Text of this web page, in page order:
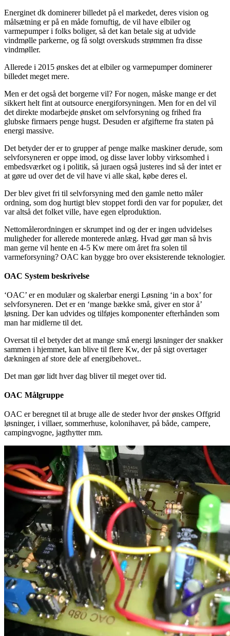
Energinet dk dominerer billedet på el markedet, deres vision og
målsætning er på en måde fornuftig, de vil have elbiler og
varmepumper i folks boliger, så det kan betale sig at udvide
vindmølle parkerne, og få solgt overskuds strømmen fra disse
vindmøller.
Allerede i 2015 ønskes det at elbiler og varmepumper dominerer
billedet meget mere.
Men er det også det borgerne vil? For nogen, måske mange er det
sikkert helt fint at outsource energiforsyningen. Men for en del vil
det direkte modarbejde ønsket om selvforsyning og frihed fra
glubske firmaers penge hugst. Desuden er afgifterne fra staten på
energi massive.
Det betyder der er to grupper af penge malke maskiner derude, som
selvforsyneren er oppe imod, og disse laver lobby virksomhed i
embedsværket og i politik, så juraen også justeres ind så der intet er
at gøre ud over det de vil have vi alle skal, købe deres el.
Der blev givet fri til selvforsyning med den gamle netto måler
ordning, som dog hurtigt blev stoppet fordi den var for populær, det
var altså det folket ville, have egen elproduktion.
Nettomålerordningen er skrumpet ind og der er ingen udvidelses
muligheder for allerede monterede anlæg. Hvad gør man så hvis
man gerne vil hente en 4-5 Kw mere om året fra solen til
varmeforsyning? OAC kan bygge bro over eksisterende teknologier.
OAC System beskrivelse
‘OAC’ er en modulær og skalerbar energi Løsning ‘in a box’ for
selvforsyneren. Det er en ‘mange bække små, giver en stor å’
løsning. Der kan udvides og tilføjes komponenter efterhånden som
man har midlerne til det.
Oversat til el betyder det at mange små energi løsninger der snakker
sammen i hjemmet, kan blive til flere Kw, der på sigt overtager
dækningen af store dele af energibehovet..
Det man gør lidt hver dag bliver til meget over tid.
OAC Målgruppe
OAC er beregnet til at bruge alle de steder hvor der ønskes Offgrid
løsninger, i villaer, sommerhuse, kolonihaver, på både, campere,
campingvogne, jagthytter mm.